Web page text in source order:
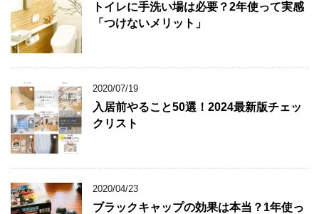
トイレに手洗い場は必要？2年使って実感
「つけないメリット」
2020/07/19
入居前やること50選！2024最新版チェッ
クリスト
2020/04/23
ブラックキャップの効果は本当？1年使っ